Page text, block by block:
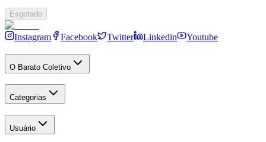
Esgotado
Instagram Facebook Twitter Linkedin Youtube
O Barato Coletivo
Categorias
Usuário